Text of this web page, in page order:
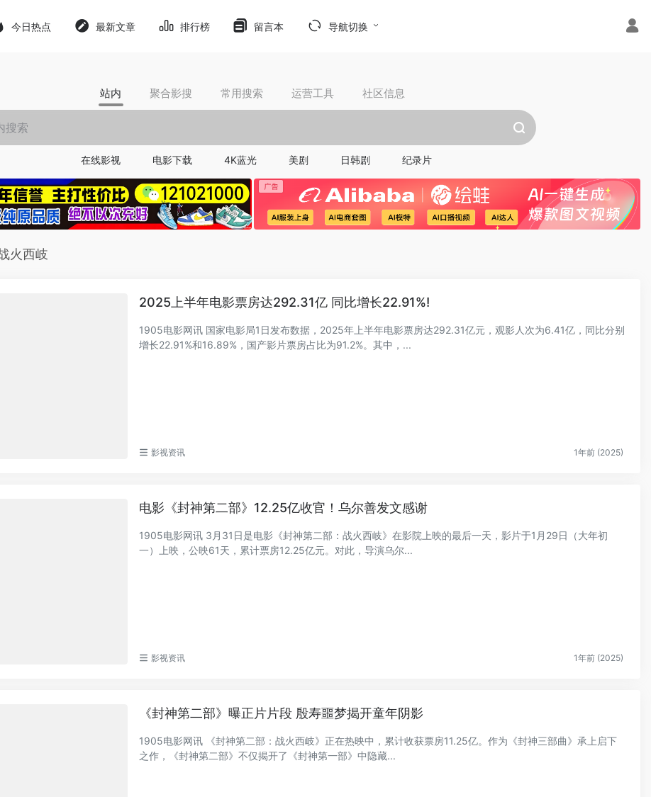
今日热点 最新文章 排行榜 留言本 导航切换
站内 聚合影搜 常用搜索 运营工具 社区信息
在线影视 电影下载 4K蓝光 美剧 日韩剧 纪录片
火西岐
2025上半年电影票房达292.31亿 同比增长22.91%!
1905电影网讯 国家电影局1日发布数据，2025年上半年电影票房达292.31亿元，观影人次为6.41亿，同比分别
增长22.91%和16.89%，国产影片票房占比为91.2%。其中，...
影视资讯 1年前 (2025)
电影《封神第二部》12.25亿收官！乌尔善发文感谢
1905电影网讯 3月31日是电影《封神第二部：战火西岐》在影院上映的最后一天，影片于1月29日（大年初
一）上映，公映61天，累计票房12.25亿元。对此，导演乌尔...
影视资讯 1年前 (2025)
《封神第二部》曝正片片段 殷寿噩梦揭开童年阴影
1905电影网讯 《封神第二部：战火西岐》正在热映中，累计收获票房11.25亿。作为《封神三部曲》承上启下
之作，《封神第二部》不仅揭开了《封神第一部》中隐藏...